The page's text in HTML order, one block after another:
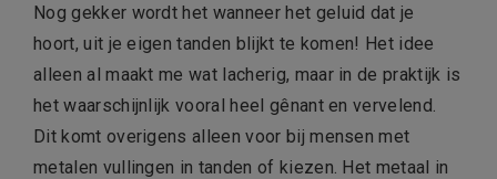
Nog gekker wordt het wanneer het geluid dat je
hoort, uit je eigen tanden blijkt te komen! Het idee
alleen al maakt me wat lacherig, maar in de praktijk is
het waarschijnlijk vooral heel gênant en vervelend.
Dit komt overigens alleen voor bij mensen met
metalen vullingen in tanden of kiezen. Het metaal in